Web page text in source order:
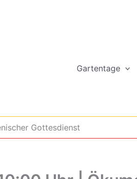
Gartentage
Gottesdienst